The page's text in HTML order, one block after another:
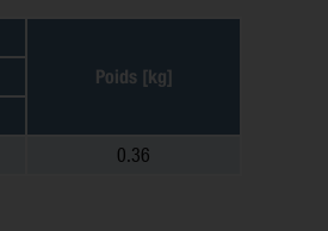
Poids [kg]
0.36